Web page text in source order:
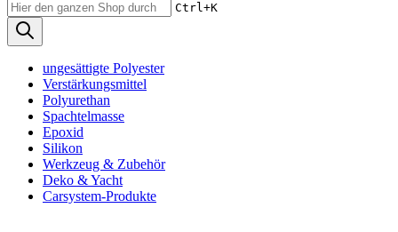
Ctrl+K
ungesättigte Polyester
Verstärkungsmittel
Polyurethan
Spachtelmasse
Epoxid
Silikon
Werkzeug & Zubehör
Deko & Yacht
Carsystem-Produkte